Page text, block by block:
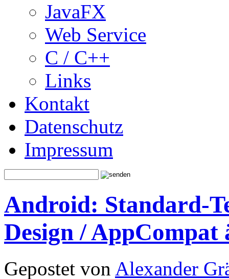
JavaFX
Web Service
C / C++
Links
Kontakt
Datenschutz
Impressum
Android: Standard-
Design / AppCompat
Gepostet von Alexander